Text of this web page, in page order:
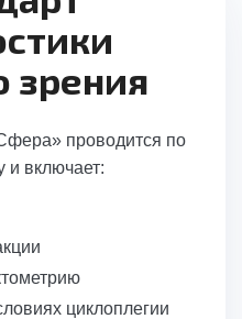
зрения
проводится по
и включает:
циклоплегии